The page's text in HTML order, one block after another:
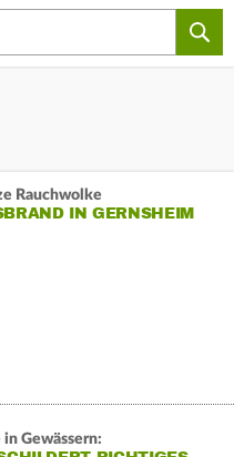
Rauchwolke
IN GERNSHEIM
in Gewässern: